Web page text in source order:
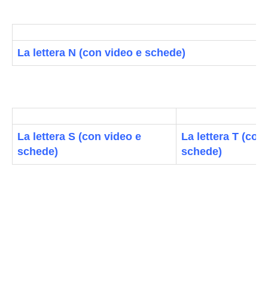
La lettera N (con video e schede)
La lettera S (con video e
schede)
La lettera T (con
schede)